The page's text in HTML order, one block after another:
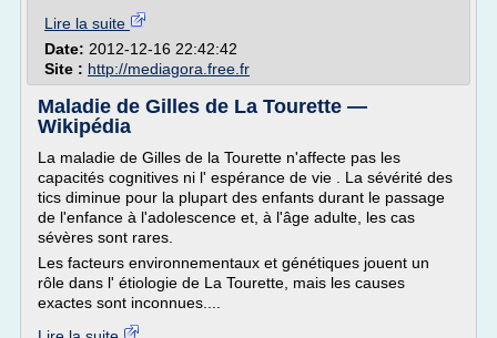
Lire la suite
Date: 2012-12-16 22:42:42
Site : http://mediagora.free.fr
Maladie de Gilles de La Tourette —
Wikipédia
La maladie de Gilles de la Tourette n'affecte pas les
capacités cognitives ni l' espérance de vie . La sévérité des
tics diminue pour la plupart des enfants durant le passage
de l'enfance à l'adolescence et, à l'âge adulte, les cas
sévères sont rares.
Les facteurs environnementaux et génétiques jouent un
rôle dans l' étiologie de La Tourette, mais les causes
exactes sont inconnues....